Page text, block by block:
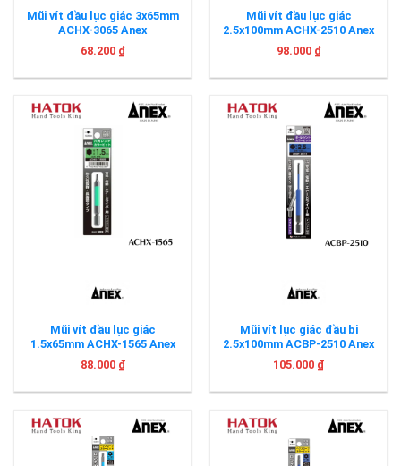
Mũi vít đầu lục giác 3x65mm
ACHX-3065 Anex
68.200 ₫
Mũi vít đầu lục giác
2.5x100mm ACHX-2510 Anex
98.000 ₫
Mũi vít đầu lục giác
1.5x65mm ACHX-1565 Anex
88.000 ₫
Mũi vít lục giác đầu bi
2.5x100mm ACBP-2510 Anex
105.000 ₫